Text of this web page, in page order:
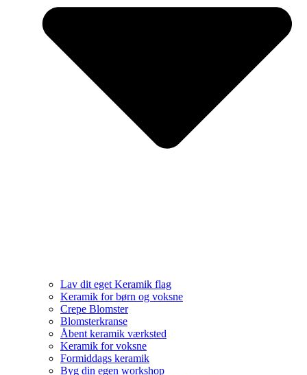
Lav dit eget Keramik flag
Keramik for børn og voksne
Crepe Blomster
Blomsterkranse
Åbent keramik værksted
Keramik for voksne
Formiddags keramik
Byg din egen workshop